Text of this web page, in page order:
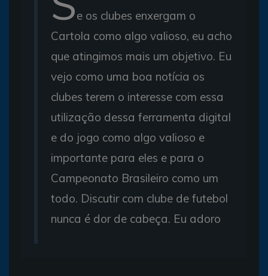
e os clubes enxergam o
Cartola como algo valioso, eu acho
que atingimos mais um objetivo. Eu
vejo como uma boa notícia os
clubes terem o interesse com essa
utilização dessa ferramenta digital
e do jogo como algo valioso e
importante para eles e para o
Campeonato Brasileiro como um
todo. Discutir com clube de futebol
nunca é dor de cabeça. Eu adoro